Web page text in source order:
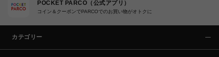
POCKET PARCO（公式アプリ）
コイン＆クーポンでPARCOでのお買い物がオトクに
カテゴリー